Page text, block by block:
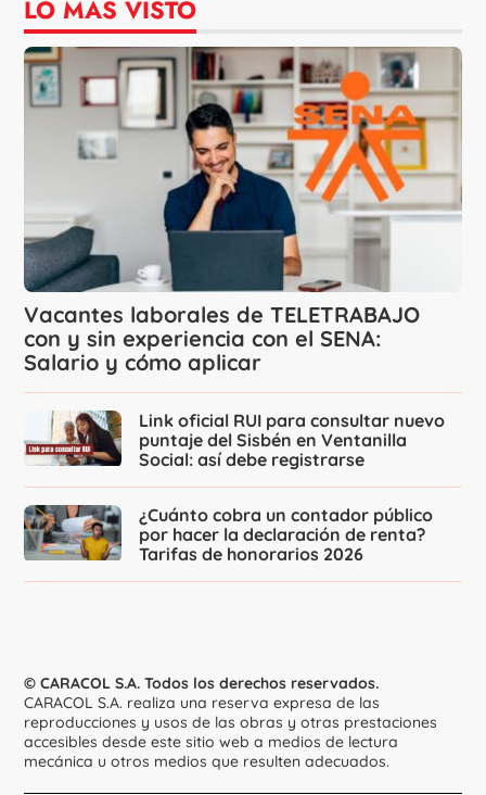
LO MÁS VISTO
Vacantes laborales de TELETRABAJO
con y sin experiencia con el SENA:
Salario y cómo aplicar
Link oficial RUI para consultar nuevo
puntaje del Sisbén en Ventanilla
Social: así debe registrarse
¿Cuánto cobra un contador público
por hacer la declaración de renta?
Tarifas de honorarios 2026
© CARACOL S.A. Todos los derechos reservados.
CARACOL S.A. realiza una reserva expresa de las
reproducciones y usos de las obras y otras prestaciones
accesibles desde este sitio web a medios de lectura
mecánica u otros medios que resulten adecuados.